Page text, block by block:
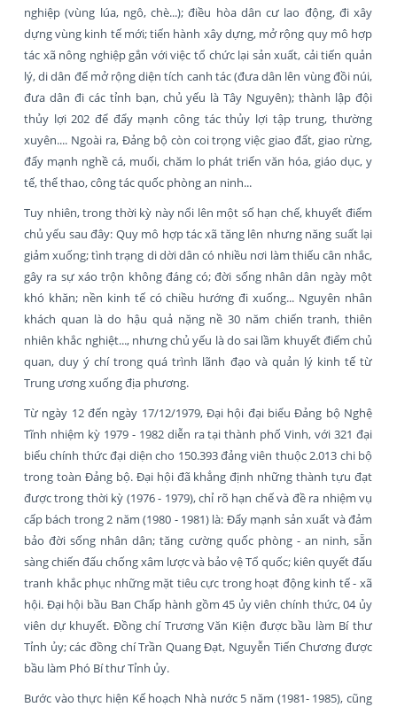
nghiệp (vùng lúa, ngô, chè...); điều hòa dân cư lao động, đi xây
dựng vùng kinh tế mới; tiến hành xây dựng, mở rộng quy mô hợp
tác xã nông nghiệp gắn với việc tổ chức lại sản xuất, cải tiến quản
lý, di dân để mở rộng diện tích canh tác (đưa dân lên vùng đồi núi,
đưa dân đi các tỉnh bạn, chủ yếu là Tây Nguyên); thành lập đội
thủy lợi 202 để đẩy mạnh công tác thủy lợi tập trung, thường
xuyên.... Ngoài ra, Đảng bộ còn coi trọng việc giao đất, giao rừng,
đẩy mạnh nghề cá, muối, chăm lo phát triển văn hóa, giáo dục, y
tế, thể thao, công tác quốc phòng an ninh...
Tuy nhiên, trong thời kỳ này nổi lên một số hạn chế, khuyết điểm
chủ yếu sau đây: Quy mô hợp tác xã tăng lên nhưng năng suất lại
giảm xuống; tình trạng di dời dân có nhiều nơi làm thiếu cân nhắc,
gây ra sự xáo trộn không đáng có; đời sống nhân dân ngày một
khó khăn; nền kinh tế có chiều hướng đi xuống... Nguyên nhân
khách quan là do hậu quả nặng nề 30 năm chiến tranh, thiên
nhiên khắc nghiệt..., nhưng chủ yếu là do sai lầm khuyết điểm chủ
quan, duy ý chí trong quá trình lãnh đạo và quản lý kinh tế từ
Trung ương xuống địa phương.
Từ ngày 12 đến ngày 17/12/1979, Đại hội đại biểu Đảng bộ Nghệ
Tĩnh nhiệm kỳ 1979 - 1982 diễn ra tại thành phố Vinh, với 321 đại
biểu chính thức đại diện cho 150.393 đảng viên thuộc 2.013 chi bộ
trong toàn Đảng bộ. Đại hội đã khẳng định những thành tựu đạt
được trong thời kỳ (1976 - 1979), chỉ rõ hạn chế và đề ra nhiệm vụ
cấp bách trong 2 năm (1980 - 1981) là: Đẩy mạnh sản xuất và đảm
bảo đời sống nhân dân; tăng cường quốc phòng - an ninh, sẵn
sàng chiến đấu chống xâm lược và bảo vệ Tổ quốc; kiên quyết đấu
tranh khắc phục những mặt tiêu cực trong hoạt động kinh tế - xã
hội. Đại hội bầu Ban Chấp hành gồm 45 ủy viên chính thức, 04 ủy
viên dự khuyết. Đồng chí Trương Văn Kiện được bầu làm Bí thư
Tỉnh ủy; các đồng chí Trần Quang Đạt, Nguyễn Tiến Chương được
bầu làm Phó Bí thư Tỉnh ủy.
Bước vào thực hiện Kế hoạch Nhà nước 5 năm (1981- 1985), cũng